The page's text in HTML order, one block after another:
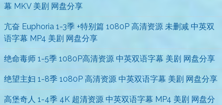
幕 MKV 美剧 网盘分享
亢奋 Euphoria 1-3季 +特别篇 1080P 高清资源 未删减 中英双
语字幕 MP4 美剧 网盘分享
绝命毒师 1-5季 1080P高清资源 中英双语字幕 美剧 网盘分享
绝望主妇 1-8季 1080P 高清资源 中英双语字幕 美剧 网盘分享
高堡奇人 1-4季 4K 超清资源 中英双语字幕 MP4 美剧 网盘分